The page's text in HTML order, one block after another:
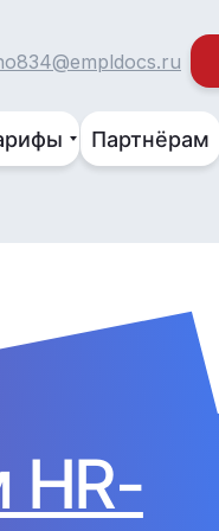
Партнёрам
HR-